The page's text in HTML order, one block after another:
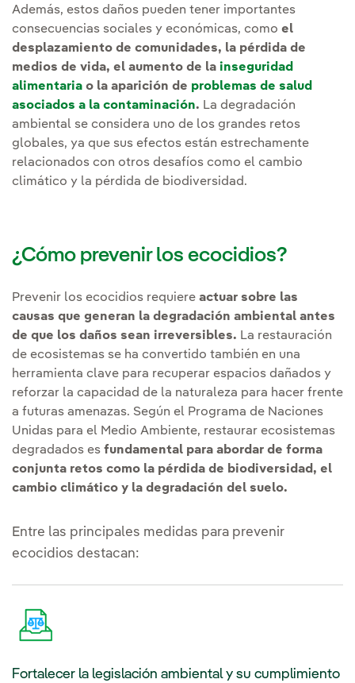
Además, estos daños pueden tener importantes
consecuencias sociales y económicas, como el
desplazamiento de comunidades, la pérdida de
medios de vida, el aumento de la inseguridad
alimentaria o la aparición de problemas de salud
asociados a la contaminación. La degradación
ambiental se considera uno de los grandes retos
globales, ya que sus efectos están estrechamente
relacionados con otros desafíos como el cambio
climático y la pérdida de biodiversidad.
¿Cómo prevenir los ecocidios?
Prevenir los ecocidios requiere actuar sobre las
causas que generan la degradación ambiental antes
de que los daños sean irreversibles. La restauración
de ecosistemas se ha convertido también en una
herramienta clave para recuperar espacios dañados y
reforzar la capacidad de la naturaleza para hacer frente
a futuras amenazas. Según el Programa de Naciones
Unidas para el Medio Ambiente, restaurar ecosistemas
degradados es fundamental para abordar de forma
conjunta retos como la pérdida de biodiversidad, el
cambio climático y la degradación del suelo.
Entre las principales medidas para prevenir
ecocidios destacan:
Fortalecer la legislación ambiental y su cumplimiento